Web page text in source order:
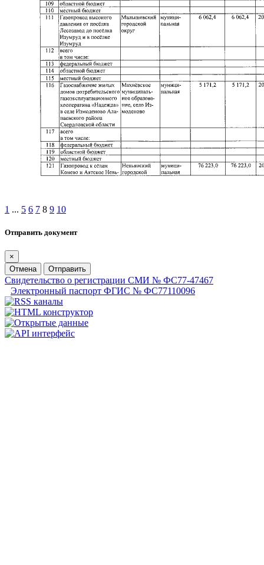
1 ... 5 6 7 8 9 10
Отправить документ
×
Отмена
Отправить
Свидетельство о регистрации СМИ № ФС77-47467
Электронный паспорт ФГИС № ФС77110096